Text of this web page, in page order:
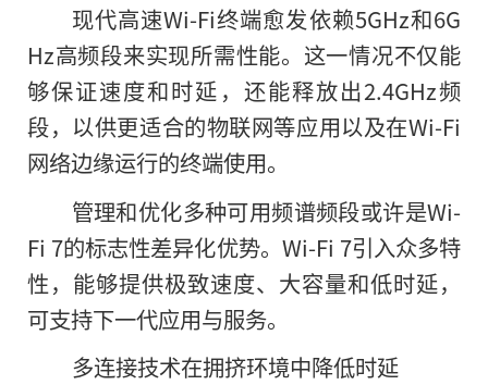
现代高速Wi-Fi终端愈发依赖5GHz和6G
Hz高频段来实现所需性能。这一情况不仅能
够保证速度和时延，还能释放出2.4GHz频
段，以供更适合的物联网等应用以及在Wi-Fi
网络边缘运行的终端使用。
管理和优化多种可用频谱频段或许是Wi-
Fi 7的标志性差异化优势。Wi-Fi 7引入众多特
性，能够提供极致速度、大容量和低时延，
可支持下一代应用与服务。
多连接技术在拥挤环境中降低时延